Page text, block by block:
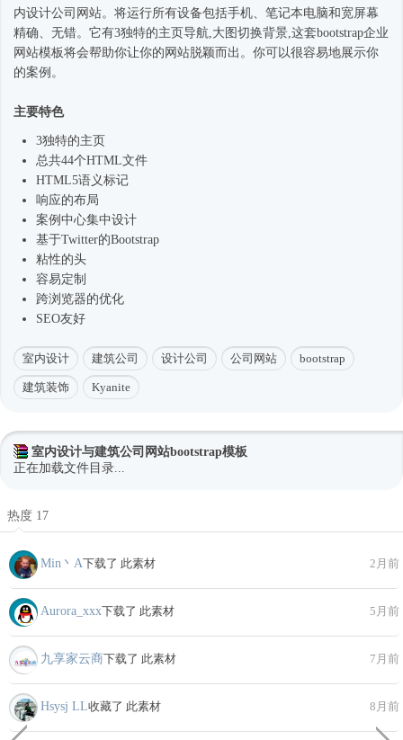
内设计公司网站。将运行所有设备包括手机、笔记本电脑和宽屏幕
精确、无错。它有3独特的主页导航,大图切换背景,这套bootstrap企业
网站模板将会帮助你让你的网站脱颖而出。你可以很容易地展示你
的案例。
主要特色
3独特的主页
总共44个HTML文件
HTML5语义标记
响应的布局
案例中心集中设计
基于Twitter的Bootstrap
粘性的头
容易定制
跨浏览器的优化
SEO友好
室内设计 建筑公司 设计公司 公司网站 bootstrap
建筑装饰 Kyanite
室内设计与建筑公司网站bootstrap模板
正在加载文件目录...
热度 17
Min丶A下载了 此素材 2月前
Aurora_xxx下载了 此素材 5月前
九享家云商下载了 此素材 7月前
Hsysj LL收藏了 此素材 8月前